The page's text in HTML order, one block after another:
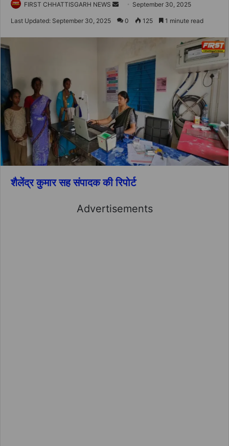
FIRST CHHATTISGARH NEWS
Send
an
September 30, 2025
Last Updated: September 30, 2025 0 125 1 minute read
शैलेंद्र कुमार सह संपादक की रिपोर्ट
Advertisements